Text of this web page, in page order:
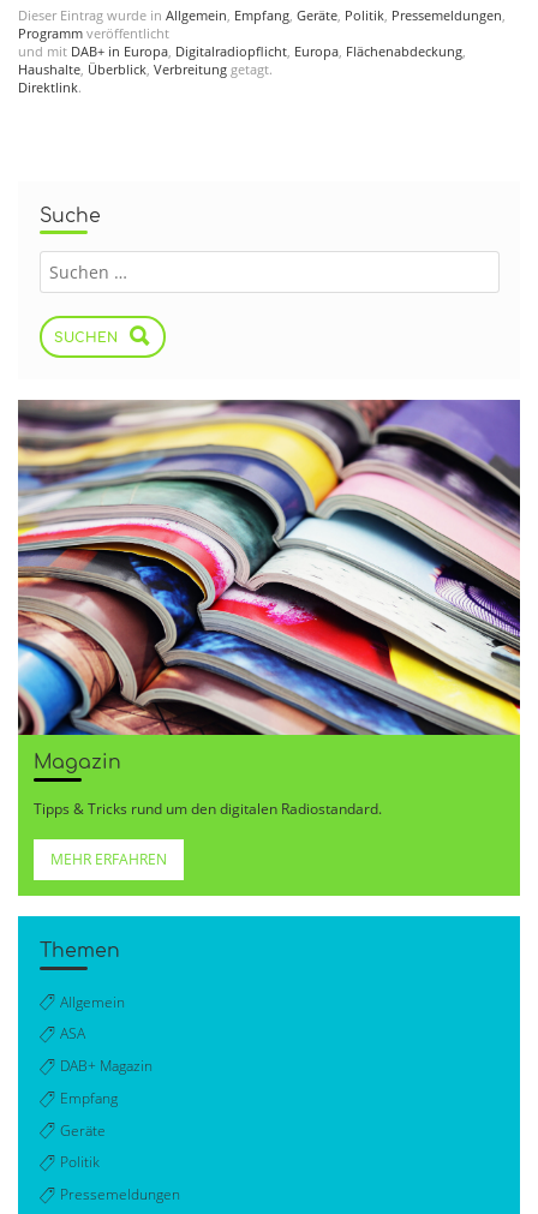
Dieser Eintrag wurde in Allgemein, Empfang, Geräte, Politik, Pressemeldungen,
Programm veröffentlicht
und mit DAB+ in Europa, Digitalradiopflicht, Europa, Flächenabdeckung,
Haushalte, Überblick, Verbreitung getagt.
Direktlink.
Suche
SUCHEN
Magazin
Tipps & Tricks rund um den digitalen Radiostandard.
MEHR ERFAHREN
Themen
Allgemein
ASA
DAB+ Magazin
Empfang
Geräte
Politik
Pressemeldungen